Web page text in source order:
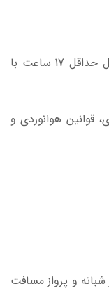
– حداقل 45 ساعت آموزش پرواز (شامل حداقل 17 ساعت با
قوانین هوانوردی و
شبانه و پرواز مسافت